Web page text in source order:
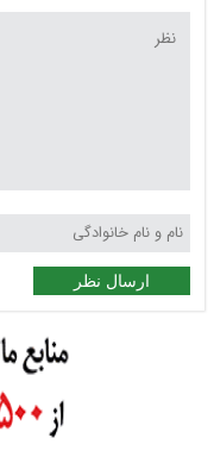
ارسال نظر